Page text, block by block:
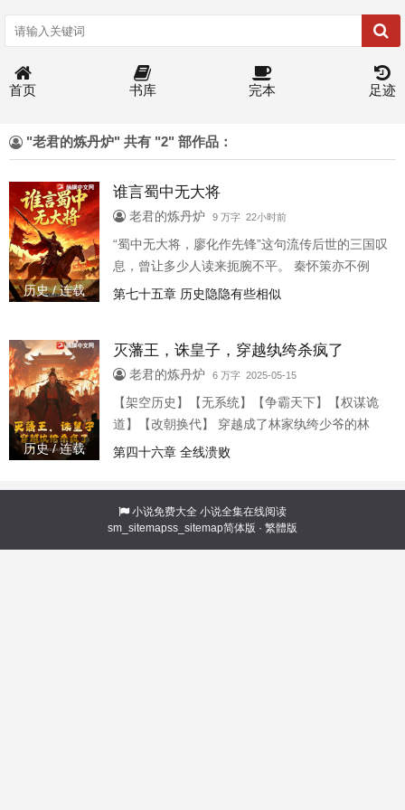
首页 书库 完本 足迹
"老君的炼丹炉" 共有 "2" 部作品：
历史 / 连载
谁言蜀中无大将
老君的炼丹炉 9 万字 22小时前
“蜀中无大将，廖化作先锋”这句流传后世的三国叹
息，曾让多少人读来扼腕不平。 秦怀策亦不例
外。自他穿越而来那一日起，便暗下决心，要亲
布：扭转关羽败走麦城、东吴夺取荆州的既定结
局。（限时：2个月）】 【任务奖励：与吕布身躯
融合度提升30%。】 看着眼前浮现的提示，秦怀
策不由低笑一声。 他本就是历史研究生出身，胸
第七十五章 历史隐隐有些相似
历史 / 连载
灭藩王，诛皇子，穿越纨绔杀疯了
老君的炼丹炉 6 万字 2025-05-15
【架空历史】【无系统】【争霸天下】【权谋诡
道】【改朝换代】 穿越成了林家纨绔少爷的林
凡，开局便遇到一心造反的宁王设局。 林拱：儿
逃什么？咱们先把宁王干死不就行了？ 林拱：咱
们这样做，不变成造反了吗？ 林凡：他宁王才是
造反，咱们这是诛杀叛逆，勤王之功啊！
……………… 京城皇宫。 林拱：儿啊，咱们这勤
第四十六章 全线溃败
小说免费大全 小说全集在线阅读
sm_sitemapss_sitemap简体版 · 繁體版